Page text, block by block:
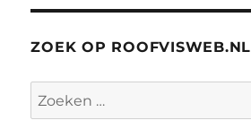
ZOEK OP ROOFVISWEB.NL
Zoeken
naar: